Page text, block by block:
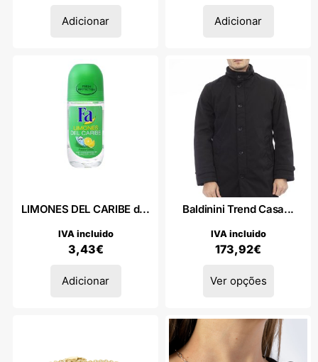
Adicionar Adicionar
LIMONES DEL CARIBE d...
3,43€
IVA incluido
Adicionar
Baldinini Trend Casa...
173,92€
IVA incluido
Ver opções